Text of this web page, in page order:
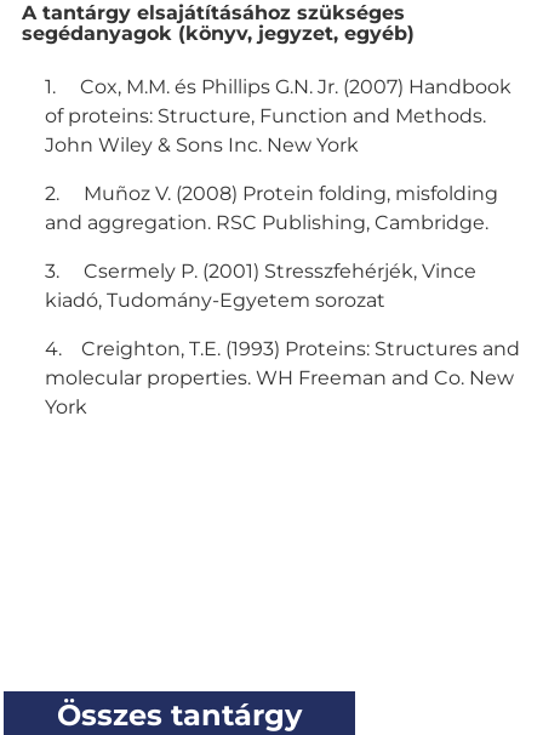
Összes tantárgy
e
í
A tantárgy elsajátításához szükséges
segédanyagok (könyv, jegyzet, egyéb)
1. Cox, M.M. és Phillips G.N. Jr. (2007) Handbook
of proteins: Structure, Function and Methods.
John Wiley & Sons Inc. New York
2. Muñoz V. (2008) Protein folding, misfolding
and aggregation. RSC Publishing, Cambridge.
3. Csermely P. (2001) Stresszfehérjék, Vince
kiadó, Tudomány-Egyetem sorozat
4. Creighton, T.E. (1993) Proteins: Structures and
molecular properties. WH Freeman and Co. New
York